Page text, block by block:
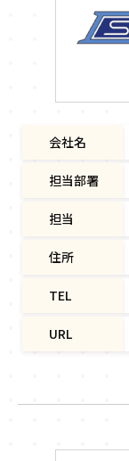
会社名
担当部署
担当
住所
TEL
URL